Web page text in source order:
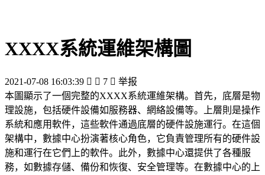
XXXX系統運維架構圖
2021-07-08 16:03:39   7  举报
本圖顯示了一個完整的XXXX系統運維架構。首先，底層是物
理設施，包括硬件設備如服務器、網絡設備等。上層則是操作
系統和應用軟件，這些軟件通過底層的硬件設施運行。在這個
架構中，數據中心扮演著核心角色，它負責管理所有的硬件設
施和運行在它們上的軟件。此外，數據中心還提供了各種服
務，如數據存儲、備份和恢復、安全管理等。在數據中心的上